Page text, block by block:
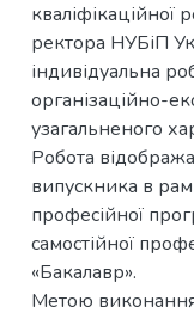
ректора НУБіП
індивідуальна
організаційно-
узагальненого
Робота
випускника в
професійної
самостійної
«Бакалавр».
Метою виконання